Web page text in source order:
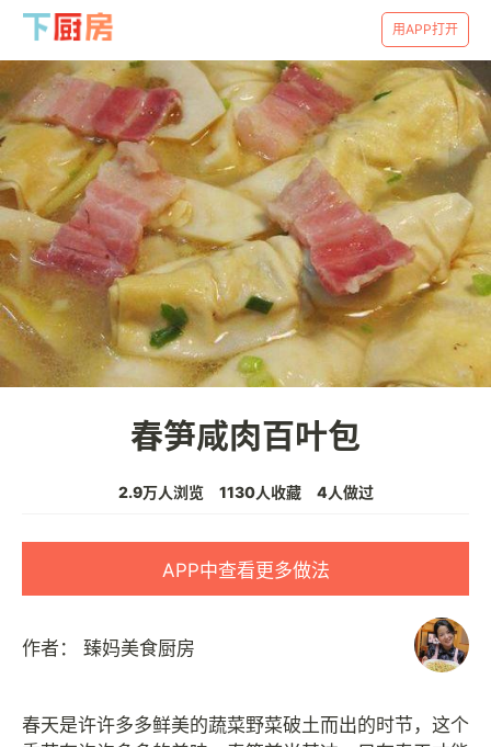
用APP打开
春笋咸肉百叶包
2.9万人浏览 1130人收藏 4人做过
APP中查看更多做法
作者： 臻妈美食厨房
春天是许许多多鲜美的蔬菜野菜破土而出的时节，这个